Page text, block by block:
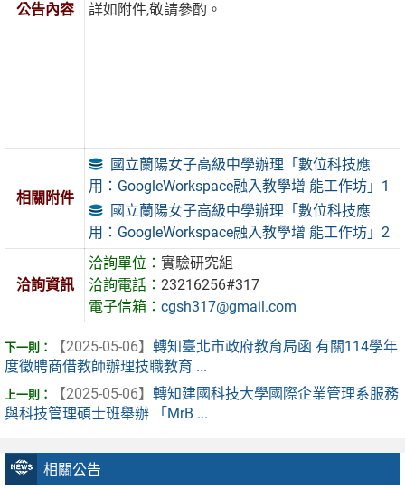
相關公告
公告內容
詳如附件,敬請參酌。
相關附件
國立蘭陽女子高級中學辦理「數位科技應
用：GoogleWorkspace融入教學增 能工作坊」1
國立蘭陽女子高級中學辦理「數位科技應
用：GoogleWorkspace融入教學增 能工作坊」2
洽詢資訊
洽詢單位：實驗研究組
洽詢電話：23216256#317
電子信箱：cgsh317@gmail.com
【2025-05-06】 轉知臺北市政府教育局函 有關114學年
度徵聘商借教師辦理技職教育 ...
【2025-05-06】 轉知建國科技大學國際企業管理系服務
與科技管理碩士班舉辦 「MrB ...